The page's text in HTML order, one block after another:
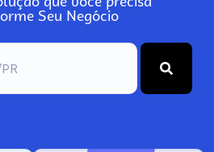
Seu Negócio